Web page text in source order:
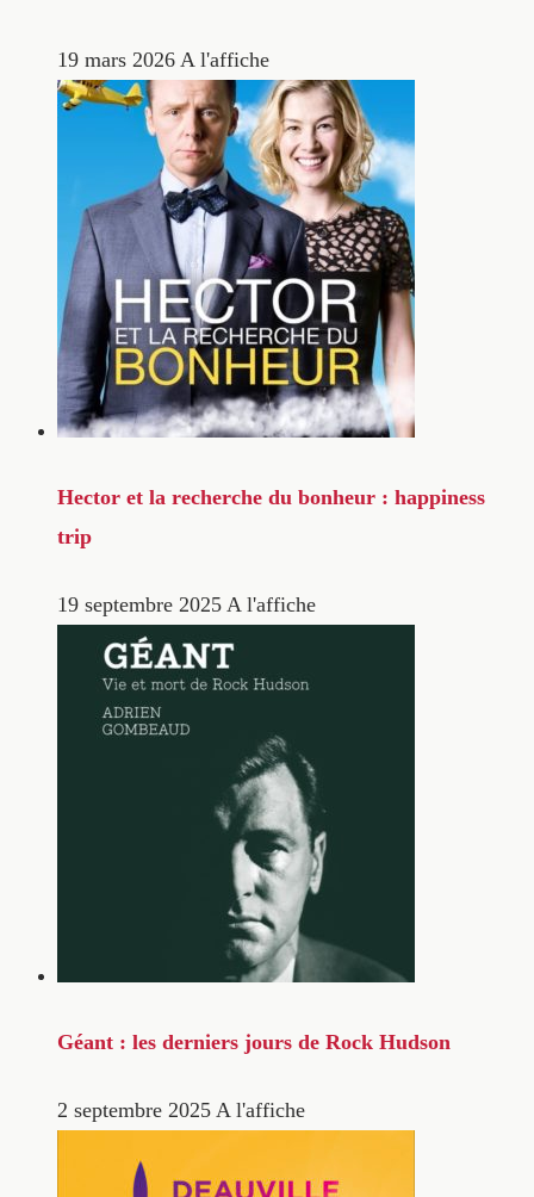
19 mars 2026 A l'affiche
Hector et la recherche du bonheur : happiness
trip
19 septembre 2025 A l'affiche
Géant : les derniers jours de Rock Hudson
2 septembre 2025 A l'affiche